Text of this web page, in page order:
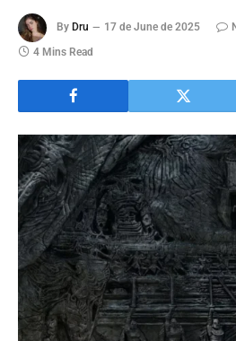
By Dru 17 de June de 2025
4 Mins Read